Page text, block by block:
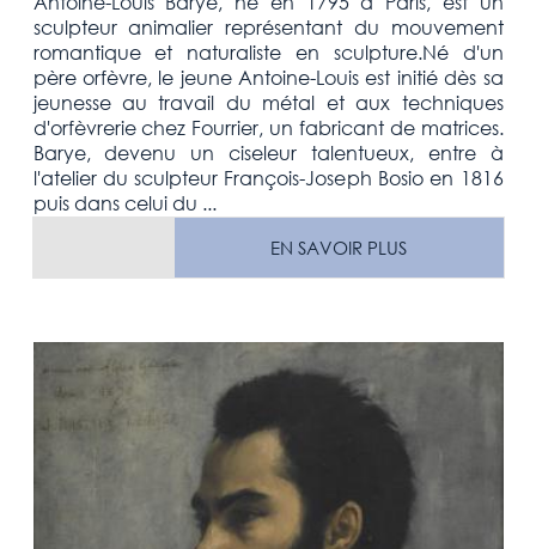
sculpteur animalier représentant du mouvement
romantique et naturaliste en sculpture.Né d'un
père orfèvre, le jeune Antoine-Louis est initié dès sa
jeunesse au travail du métal et aux techniques
d'orfèvrerie chez Fourrier, un fabricant de matrices.
Barye, devenu un ciseleur talentueux, entre à
l'atelier du sculpteur François-Joseph Bosio en 1816
puis dans celui du ...
EN SAVOIR PLUS